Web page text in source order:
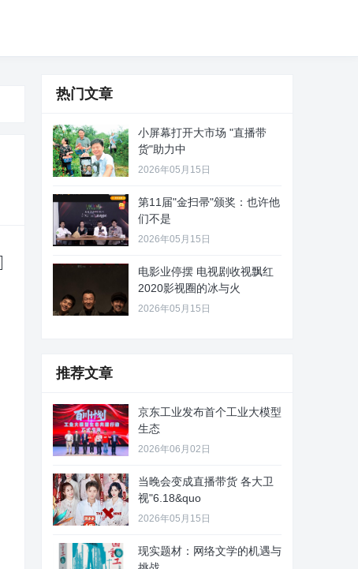
热门文章
小屏幕打开大市场 "直播带
货"助力中
2026年05月15日
第11届"金扫帚"颁奖：也许他
们不是
2026年05月15日
电影业停摆 电视剧收视飘红
2020影视圈的冰与火
2026年05月15日
推荐文章
京东工业发布首个工业大模型
生态
2026年06月02日
当晚会变成直播带货 各大卫
视"6.18&quo
2026年05月15日
现实题材：网络文学的机遇与